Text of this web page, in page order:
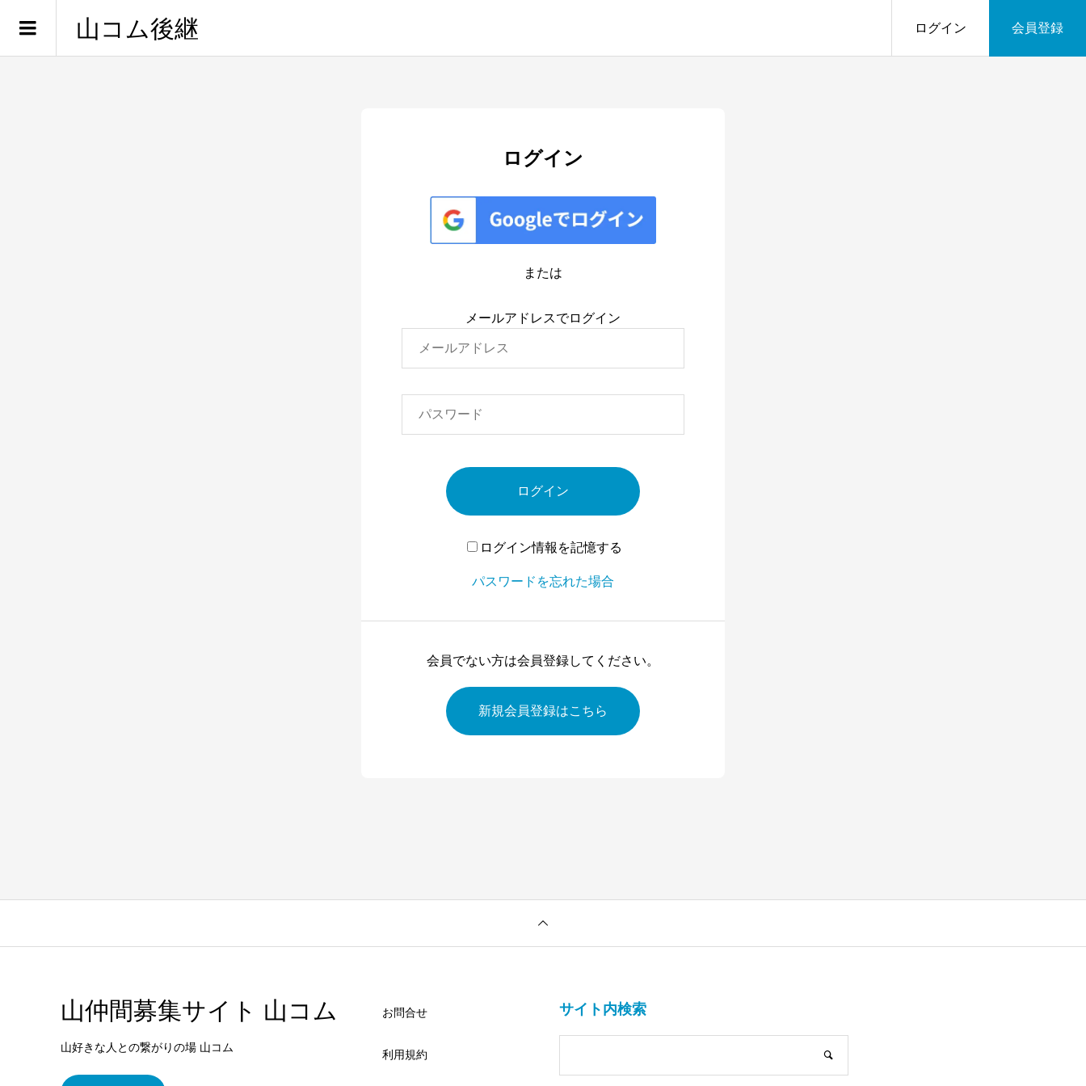
山コム後継 ログイン 会員登録
ログイン
または
メールアドレスでログイン
ログイン
ログイン情報を記憶する
パスワードを忘れた場合
会員でない方は会員登録してください。
新規会員登録はこちら
山仲間募集サイト 山コム
山好きな人との繋がりの場 山コム
お問合せ
利用規約
サイト内検索